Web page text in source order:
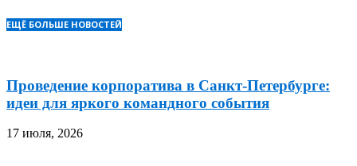
ЕЩЁ БОЛЬШЕ НОВОСТЕЙ
Проведение корпоратива в Санкт-Петербурге:
идеи для яркого командного события
17 июля, 2026